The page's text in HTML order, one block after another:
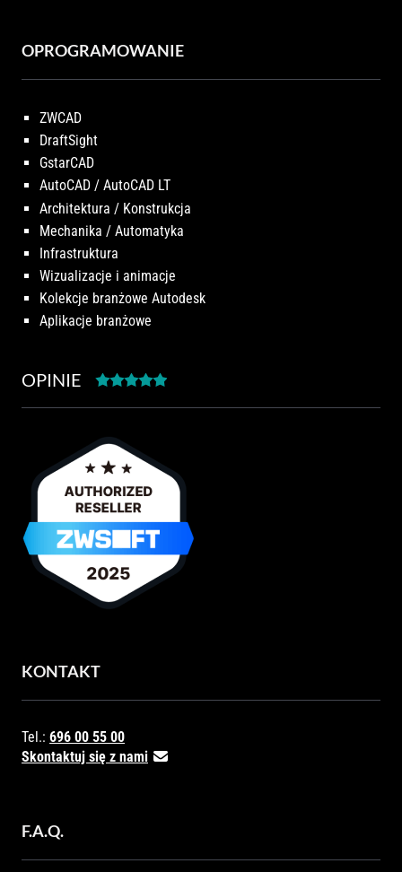
OPROGRAMOWANIE
ZWCAD
DraftSight
GstarCAD
AutoCAD / AutoCAD LT
Architektura / Konstrukcja
Mechanika / Automatyka
Infrastruktura
Wizualizacje i animacje
Kolekcje branżowe Autodesk
Aplikacje branżowe
OPINIE
KONTAKT
Tel.: 696 00 55 00
Skontaktuj się z nami
F.A.Q.